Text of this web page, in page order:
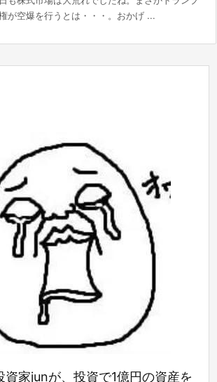
が空爆を行うとは・・・。おかげ ...
資家junが、投資で1億円の資産を